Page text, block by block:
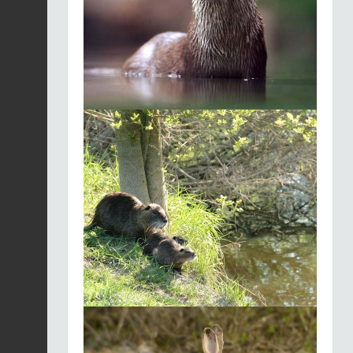
Fiche espèce
Chevreuil européen |
Capreolus capreolus
2026-07-30 00:00:00
Fiche espèce
Grand rhinolophe |
Rhinolophus
ferrumequinum
2026-07-30 00:00:00
Fiche espèce
Martre / Fouine |
Martes martes /
Martes foina
2026-07-30 00:00:00
Fiche espèce
Renard roux | Vulpes
vulpes
2026-07-30 00:00:00
Fiche espèce
Mulot sylvestre |
Apodemus sylvaticus
2026-07-29 00:00:00